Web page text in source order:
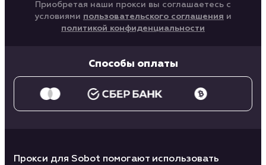
Приобретая наши прокси вы соглашаетесь с
условиями пользовательского соглашения и
политикой конфиденциальности
Способы оплаты
Прокси для Sobot помогают использовать